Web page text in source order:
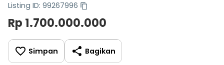
Listing ID: 99267996
Rp 1.700.000.000
Simpan Bagikan